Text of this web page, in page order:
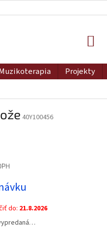
ÚDAJOV
Projekty
40Y100456
do: 21.8.2026